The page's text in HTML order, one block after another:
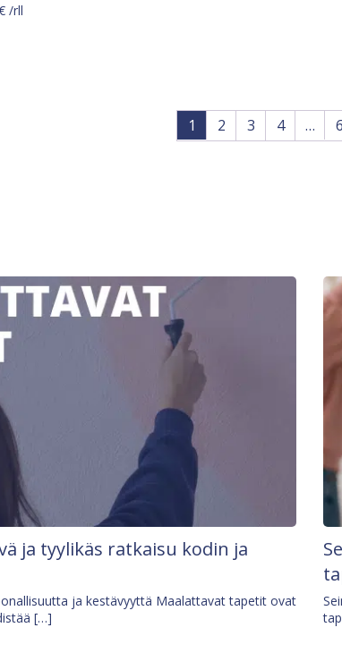
/rll
1 2 3 4 … 6
ja tyylikäs ratkaisu kodin ja
ja kestävyyttä Maalattavat tapetit ovat
[…]